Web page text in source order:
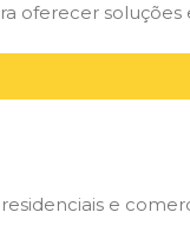
oferecer soluções
e